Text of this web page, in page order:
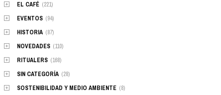
EL CAFÉ (221)
EVENTOS (94)
HISTORIA (87)
NOVEDADES (110)
RITUALERS (168)
SIN CATEGORÍA (28)
SOSTENIBILIDAD Y MEDIO AMBIENTE (8)